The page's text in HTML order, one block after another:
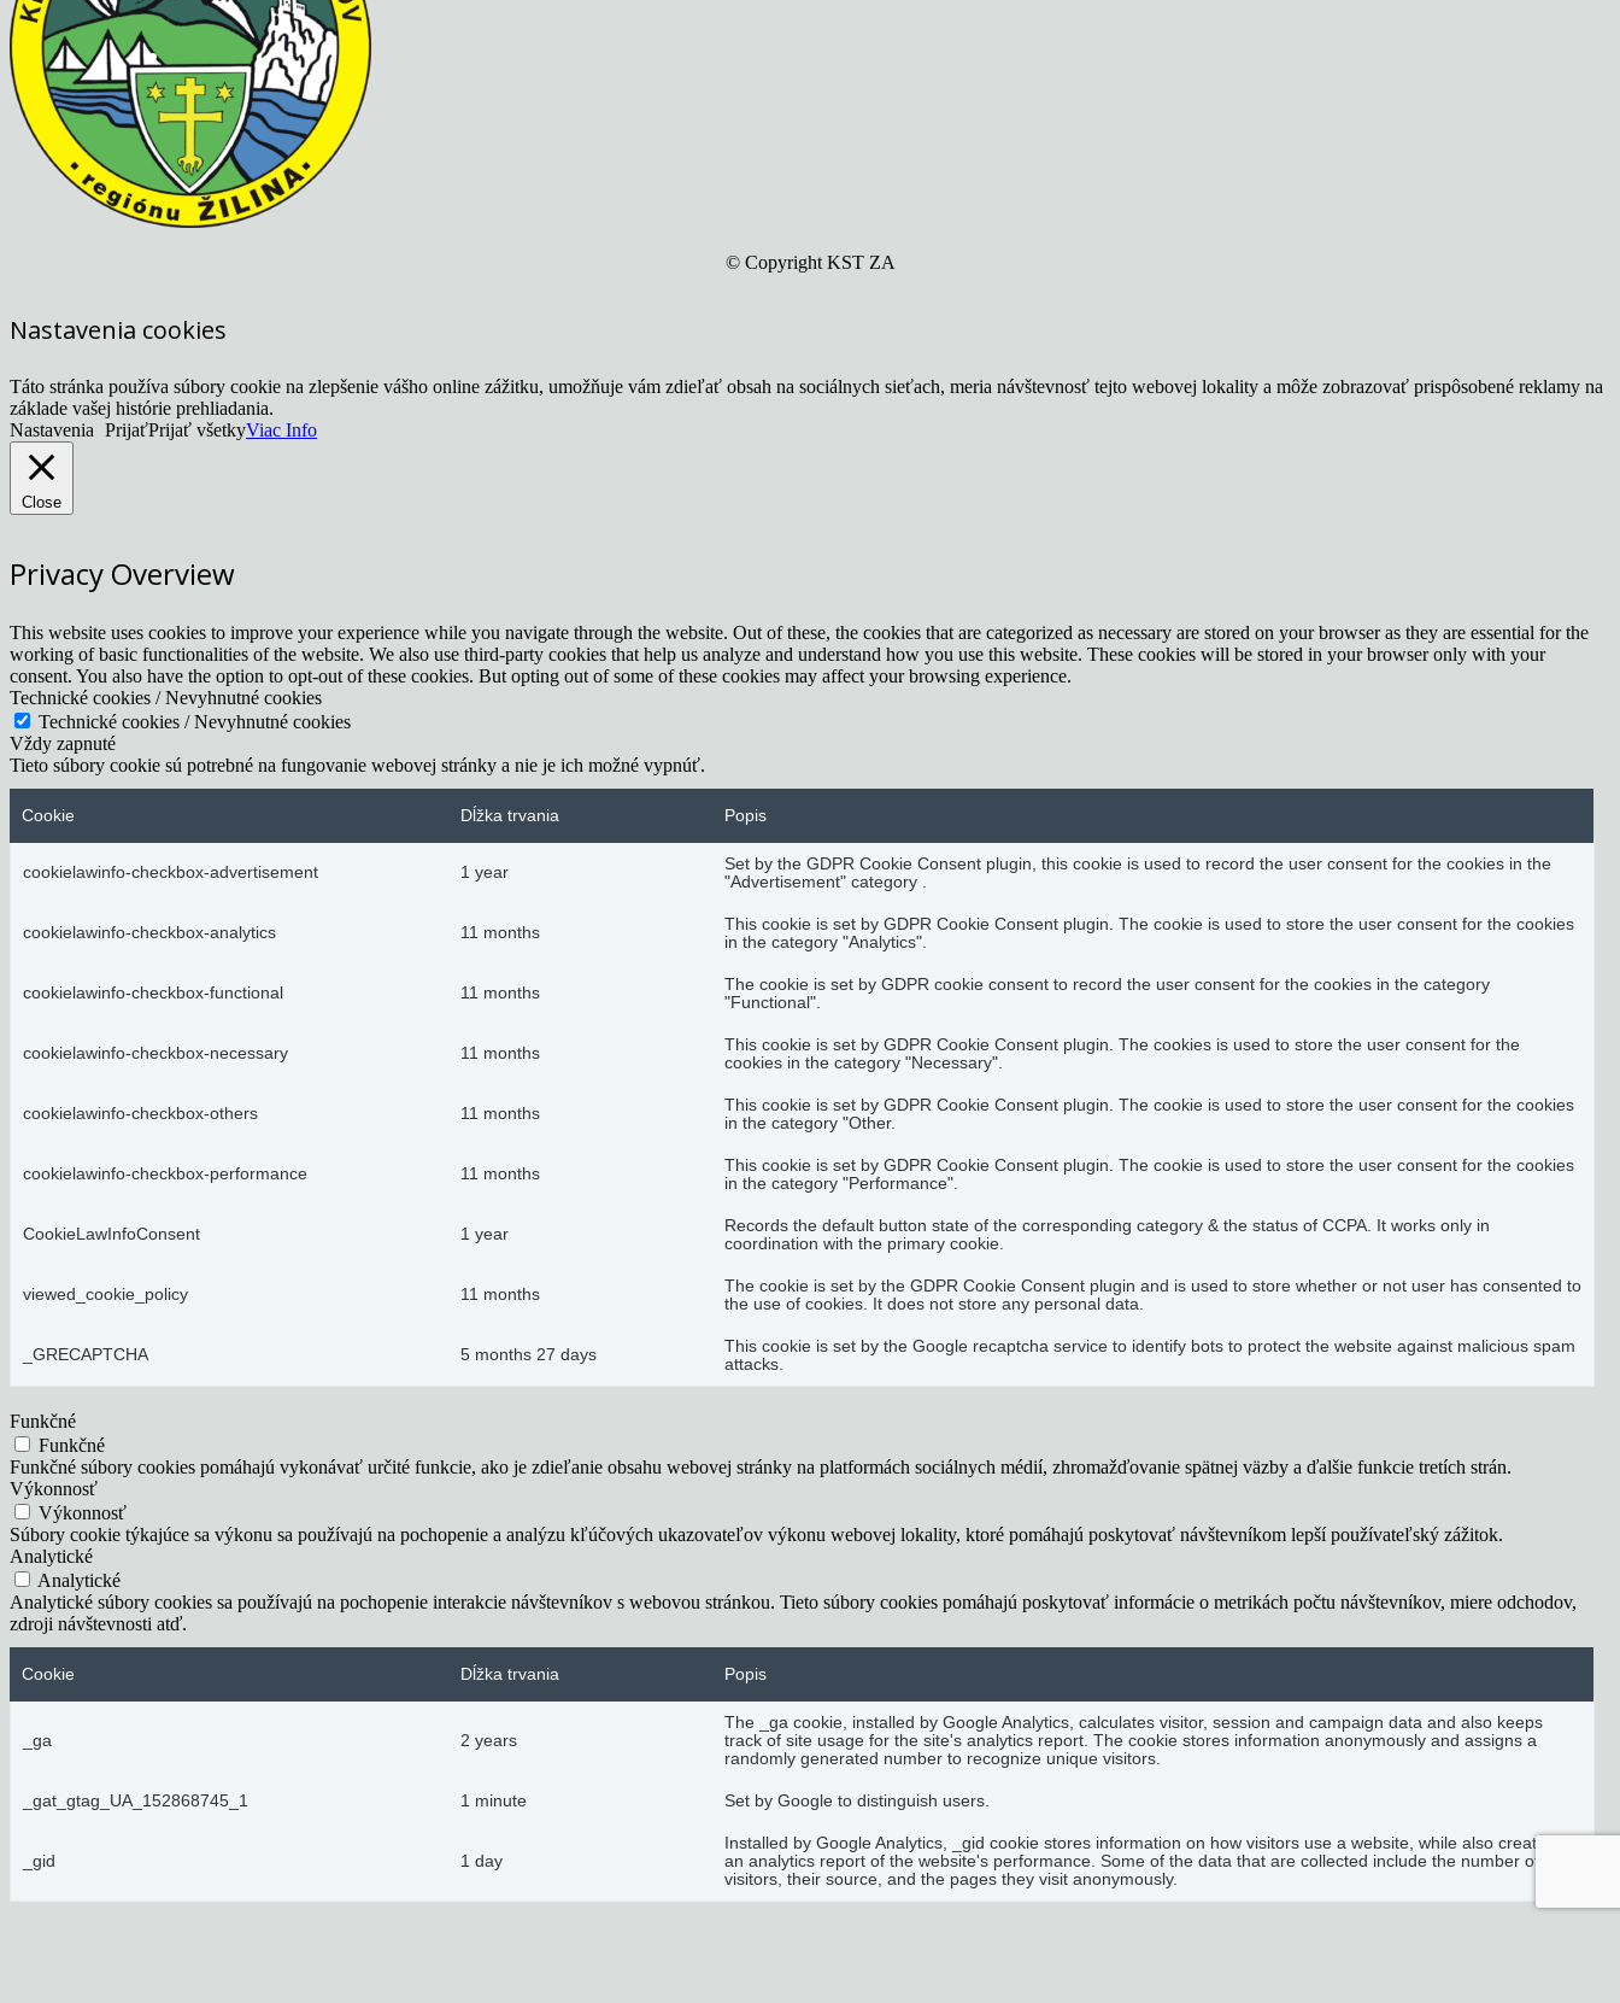
© Copyright KST ZA
Nastavenia cookies
Táto stránka používa súbory cookie na zlepšenie vášho online zážitku, umožňuje vám zdieľať obsah na sociálnych sieťach, meria návštevnosť tejto webovej lokality a môže zobrazovať prispôsobené reklamy na
základe vašej histórie prehliadania.
Nastavenia PrijaťPrijať všetkyViac Info
Close
Privacy Overview
This website uses cookies to improve your experience while you navigate through the website. Out of these, the cookies that are categorized as necessary are stored on your browser as they are essential for the
working of basic functionalities of the website. We also use third-party cookies that help us analyze and understand how you use this website. These cookies will be stored in your browser only with your
consent. You also have the option to opt-out of these cookies. But opting out of some of these cookies may affect your browsing experience.
Technické cookies / Nevyhnutné cookies
Technické cookies / Nevyhnutné cookies
Vždy zapnuté
Tieto súbory cookie sú potrebné na fungovanie webovej stránky a nie je ich možné vypnúť.
Cookie Dĺžka trvania Popis
cookielawinfo-checkbox-advertisement 1 year
Set by the GDPR Cookie Consent plugin, this cookie is used to record the user consent for the cookies in the
"Advertisement" category .
cookielawinfo-checkbox-analytics 11 months
This cookie is set by GDPR Cookie Consent plugin. The cookie is used to store the user consent for the cookies
in the category "Analytics".
cookielawinfo-checkbox-functional 11 months
The cookie is set by GDPR cookie consent to record the user consent for the cookies in the category
"Functional".
cookielawinfo-checkbox-necessary 11 months
This cookie is set by GDPR Cookie Consent plugin. The cookies is used to store the user consent for the
cookies in the category "Necessary".
cookielawinfo-checkbox-others 11 months
This cookie is set by GDPR Cookie Consent plugin. The cookie is used to store the user consent for the cookies
in the category "Other.
cookielawinfo-checkbox-performance 11 months
This cookie is set by GDPR Cookie Consent plugin. The cookie is used to store the user consent for the cookies
in the category "Performance".
CookieLawInfoConsent 1 year
Records the default button state of the corresponding category & the status of CCPA. It works only in
coordination with the primary cookie.
viewed_cookie_policy 11 months
The cookie is set by the GDPR Cookie Consent plugin and is used to store whether or not user has consented to
the use of cookies. It does not store any personal data.
_GRECAPTCHA 5 months 27 days
This cookie is set by the Google recaptcha service to identify bots to protect the website against malicious spam
attacks.
Funkčné
Funkčné
Funkčné súbory cookies pomáhajú vykonávať určité funkcie, ako je zdieľanie obsahu webovej stránky na platformách sociálnych médií, zhromažďovanie spätnej väzby a ďalšie funkcie tretích strán.
Výkonnosť
Výkonnosť
Súbory cookie týkajúce sa výkonu sa používajú na pochopenie a analýzu kľúčových ukazovateľov výkonu webovej lokality, ktoré pomáhajú poskytovať návštevníkom lepší používateľský zážitok.
Analytické
Analytické
Analytické súbory cookies sa používajú na pochopenie interakcie návštevníkov s webovou stránkou. Tieto súbory cookies pomáhajú poskytovať informácie o metrikách počtu návštevníkov, miere odchodov,
zdroji návštevnosti atď.
Cookie Dĺžka trvania Popis
_ga 2 years
The _ga cookie, installed by Google Analytics, calculates visitor, session and campaign data and also keeps
track of site usage for the site's analytics report. The cookie stores information anonymously and assigns a
randomly generated number to recognize unique visitors.
_gat_gtag_UA_152868745_1 1 minute Set by Google to distinguish users.
_gid 1 day
Installed by Google Analytics, _gid cookie stores information on how visitors use a website, while also creating
an analytics report of the website's performance. Some of the data that are collected include the number of
visitors, their source, and the pages they visit anonymously.